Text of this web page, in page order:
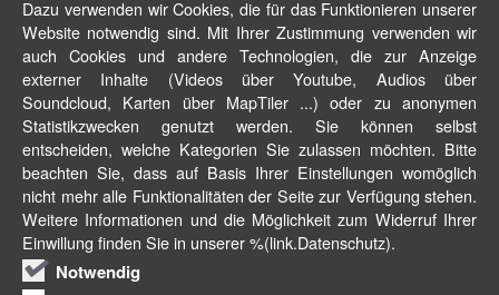
Dazu verwenden wir Cookies, die für das Funktionieren unserer
Website notwendig sind. Mit Ihrer Zustimmung verwenden wir
auch Cookies und andere Technologien, die zur Anzeige
externer Inhalte (Videos über Youtube, Audios über
Soundcloud, Karten über MapTiler ...) oder zu anonymen
Statistikzwecken genutzt werden. Sie können selbst
entscheiden, welche Kategorien Sie zulassen möchten. Bitte
beachten Sie, dass auf Basis Ihrer Einstellungen womöglich
nicht mehr alle Funktionalitäten der Seite zur Verfügung stehen.
Weitere Informationen und die Möglichkeit zum Widerruf Ihrer
Einwillung finden Sie in unserer %(link.Datenschutz).
Notwendig